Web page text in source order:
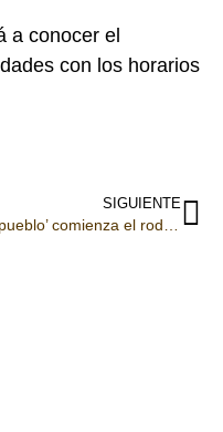
a conocer el
con los horarios
SIGUIENTE